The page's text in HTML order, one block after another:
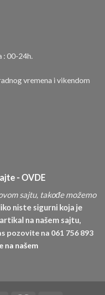
00-24h.
vremena i vikendom
- OVDE
sajtu, takođe možemo
niste sigurni koja je
na našem sajtu,
pozovite na 061 756 893
na našem